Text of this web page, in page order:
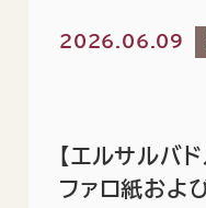
2026.06.09
【エルサルバ
ファロ紙およ